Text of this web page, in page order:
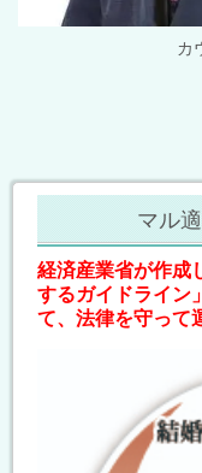
カ
マル
経済産業省が作成
するガイドライン
て、法律を守って